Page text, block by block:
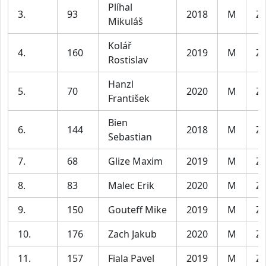
3. 93
Plíhal
Mikuláš
2018 M
4. 160
Kolář
Rostislav
2019 M
5. 70
Hanzl
František
2020 M
6. 144
Bien
Sebastian
2018 M
7. 68 Glize Maxim 2019 M
8.
83 Malec Erik 2020 M
9.
150 Gouteff Mike 2019 M
10.
176 Zach Jakub 2020 M
11.
157 Fiala Pavel 2019 M